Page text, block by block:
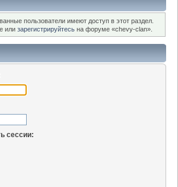
пользователи имеют доступ в этот раздел.
или зарегистрируйтесьна форуме «chevy-clan».
сессии: